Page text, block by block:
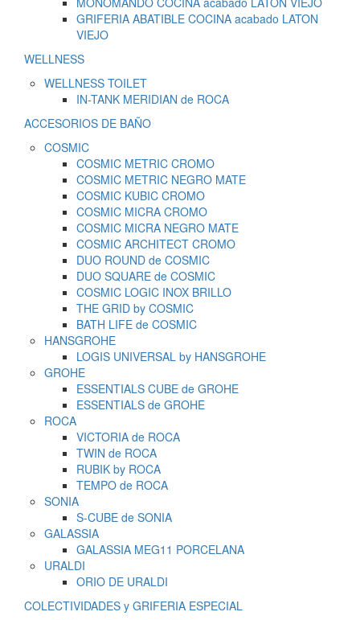
GRIFERIA ABATIBLE COCINA acabado LATON
VIEJO
WELLNESS
WELLNESS TOILET
IN-TANK MERIDIAN de ROCA
ACCESORIOS DE BAÑO
COSMIC
COSMIC METRIC CROMO
COSMIC METRIC NEGRO MATE
COSMIC KUBIC CROMO
COSMIC MICRA CROMO
COSMIC MICRA NEGRO MATE
COSMIC ARCHITECT CROMO
DUO ROUND de COSMIC
DUO SQUARE de COSMIC
COSMIC LOGIC INOX BRILLO
THE GRID by COSMIC
BATH LIFE de COSMIC
HANSGROHE
LOGIS UNIVERSAL by HANSGROHE
GROHE
ESSENTIALS CUBE de GROHE
ESSENTIALS de GROHE
ROCA
VICTORIA de ROCA
TWIN de ROCA
RUBIK by ROCA
TEMPO de ROCA
SONIA
S-CUBE de SONIA
GALASSIA
GALASSIA MEG11 PORCELANA
URALDI
ORIO DE URALDI
COLECTIVIDADES y GRIFERIA ESPECIAL